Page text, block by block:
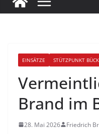
EINSÄTZE STÜTZPUNKT
Brand im
28. Mai 2026 Friedrich